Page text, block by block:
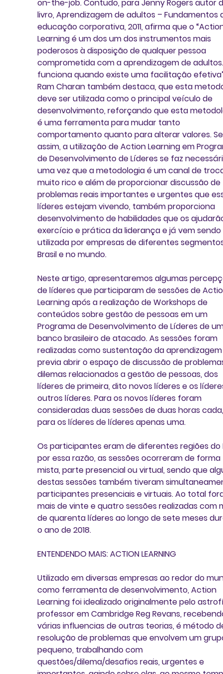
on-the-job. Contudo, para Jenny Rogers autor
livro, Aprendizagem de adultos – Fundamentos
educação corporativa, 2011, afirma que o
Learning é um dos um dos instrumentos mais
poderosos à disposição de qualquer pessoa
comprometida com a aprendizagem de
funciona quando existe uma facilitação
Ram Charan também destaca, que esta
deve ser utilizada como o principal veículo de
desenvolvimento, reforçando que esta
é uma ferramenta para mudar tanto
comportamento quanto para alterar valores.
assim, a utilização de Action Learning em
de Desenvolvimento de Líderes se faz
uma vez que a metodologia é um canal de
muito rico e além de proporcionar discussão de
problemas reais importantes e urgentes que
líderes estejam vivendo, também proporciona
desenvolvimento de habilidades que os
exercício e prática da liderança e já vem sendo
utilizada por empresas de diferentes
Brasil e no mundo.
Neste artigo, apresentaremos algumas
de líderes que participaram de sessões de
Learning após a realização de Workshops de
conteúdos sobre gestão de pessoas em um
Programa de Desenvolvimento de Líderes de
banco brasileiro de atacado. As sessões foram
realizadas como sustentação da
previa abrir o espaço de discussão de
dilemas relacionados a gestão de pessoas, dos
líderes de primeira, dito novos líderes e os
outros líderes. Para os novos líderes foram
consideradas duas sessões de duas horas
para os líderes de líderes apenas uma.
Os participantes eram de diferentes regiões do
por essa razão, as sessões ocorreram de forma
mista, parte presencial ou virtual, sendo que
destas sessões também tiveram
participantes presenciais e virtuais. Ao total
mais de vinte e quatro sessões realizadas com
de quarenta líderes ao longo de sete meses
o ano de 2018.
ENTENDENDO MAIS: ACTION LEARNING
Utilizado em diversas empresas ao redor do
como ferramenta de desenvolvimento, Action
Learning foi idealizado originalmente pelo
professor em Cambridge Reg Revans,
várias influencias de outras teorias, é método
resolução de problemas que envolvem um
pequeno, trabalhando com
questões/dilema/desafios reais, urgentes e